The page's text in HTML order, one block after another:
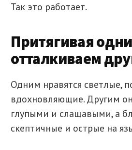
Так это работает.
Притягивая
отталкиваем
Одним нравятся светлые,
вдохновляющие. Другим
глупыми и слащавыми, а
скептичные и острые на